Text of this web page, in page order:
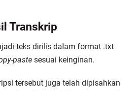
Transkrip
teks dirilis dalam format .txt
paste sesuai keinginan.
tersebut juga telah dipisahkan